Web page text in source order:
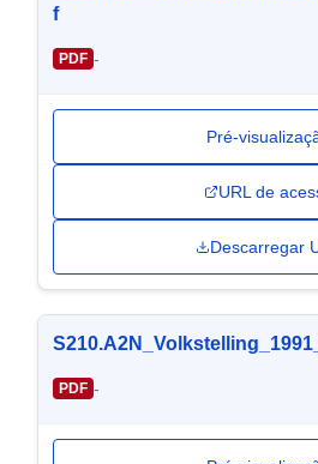
f
PDF -
Pré-
URL de
Descarregar
PDF -